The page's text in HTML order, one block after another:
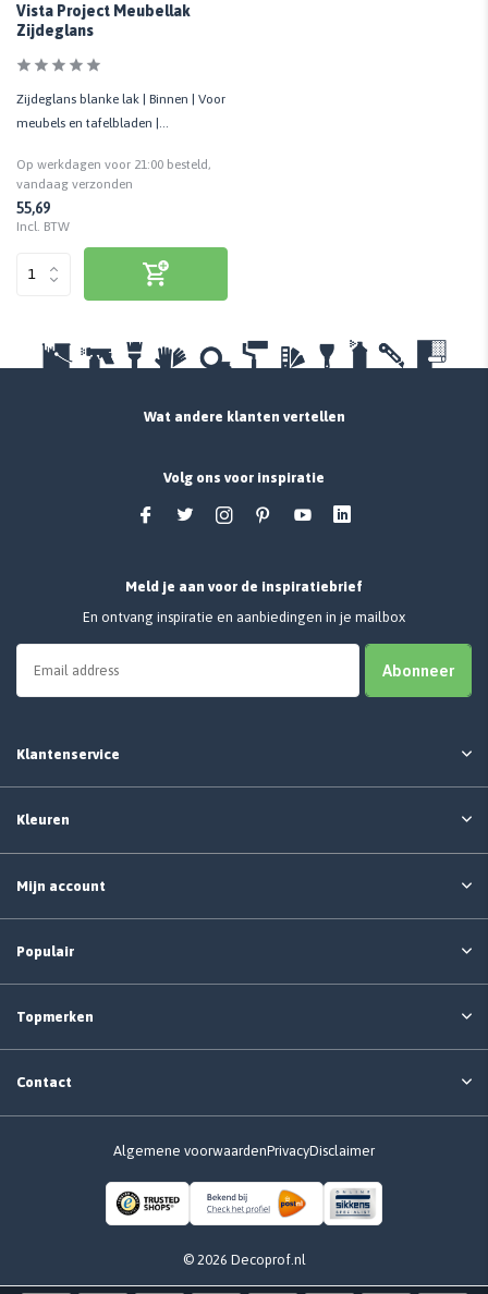
Vista Project Meubellak
Zijdeglans
Zijdeglans blanke lak | Binnen | Voor
meubels en tafelbladen |
Op werkdagen voor 21:00 besteld,
vandaag verzonden
55,69
Incl. BTW
Wat andere klanten vertellen
Volg ons voor inspiratie
Meld je aan voor de inspiratiebrief
En ontvang inspiratie en aanbiedingen in je mailbox
Abonneer
Klantenservice
Kleuren
Mijn account
Populair
Topmerken
Contact
Algemene voorwaardenPrivacyDisclaimer
© 2026 Decoprof.nl